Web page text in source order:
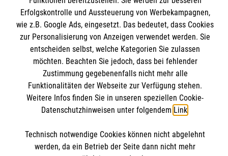
Kontakt
Impressum
Datenschutz
Barrierefreiheit
Malteser online
Malteserorden
Malteser Jugend
Malteser International
Mediathek
Spendenkonto
Empfänger: Malteser Hilfsdienst e.V.
BIC: GENODED 1PA7
Soziale Netzwerke
Erfolgskontrolle und Aussteuerung von Werbekampagnen,
wie z.B. Google Ads, eingesetzt. Das bedeutet, dass Cookies
zur Personalisierung von Anzeigen verwendet werden. Sie
entscheiden selbst, welche Kategorien Sie zulassen
möchten. Beachten Sie jedoch, dass bei fehlender
Zustimmung gegebenenfalls nicht mehr alle
Funktionalitäten der Webseite zur Verfügung stehen.
Weitere Infos finden Sie in unseren speziellen Cookie-
Datenschutzhinweisen unter folgendem Link.
Technisch notwendige Cookies können nicht abgelehnt
werden, da ein Betrieb der Seite dann nicht mehr